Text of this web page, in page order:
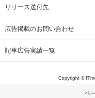
リリース送付先
広告掲載のお問い合わせ
記事広告実績一覧
Copyright ©
ペ